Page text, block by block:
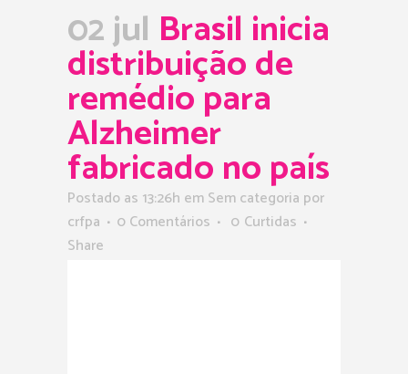
02 jul Brasil inicia
distribuição de
remédio para
Alzheimer
fabricado no país
Postado as 13:26h em Sem categoria por
crfpa
0 Comentários 0 Curtidas
Share